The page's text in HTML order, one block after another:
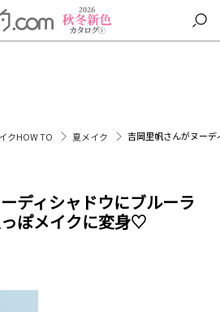
クHOW TO 夏メイク 吉岡里帆さんがヌー
ディシャドウにブルーラ
ぽメイクに変身♡